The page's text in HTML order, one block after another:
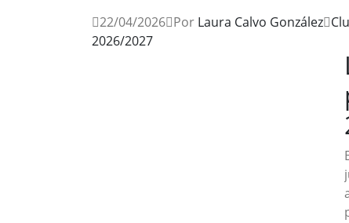
22/04/2026 Por Laura Calvo González
2026/2027